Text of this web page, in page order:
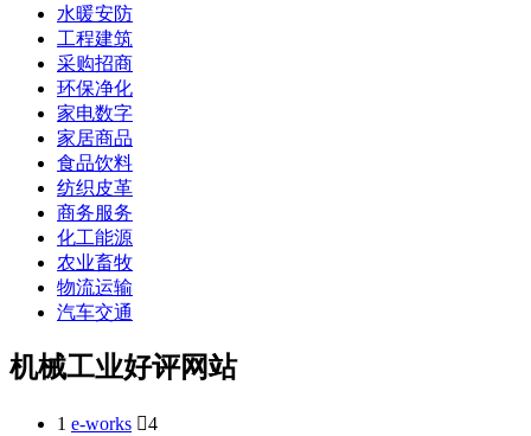
水暖安防
工程建筑
采购招商
环保净化
家电数字
家居商品
食品饮料
纺织皮革
商务服务
化工能源
农业畜牧
物流运输
汽车交通
机械工业好评网站
1 e-works 4